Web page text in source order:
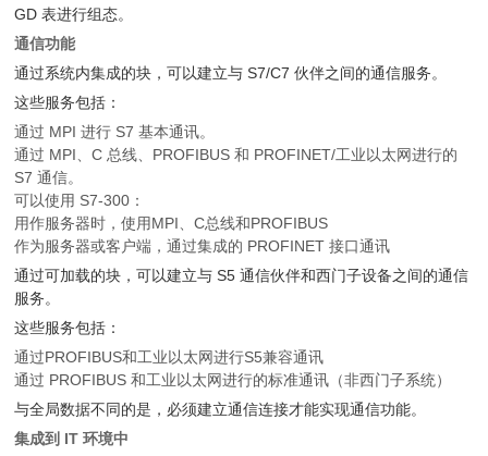
GD 表进行组态。
通信功能
通过系统内集成的块，可以建立与 S7/C7 伙伴之间的通信服务。
这些服务包括：
通过 MPI 进行 S7 基本通讯。
通过 MPI、C 总线、PROFIBUS 和 PROFINET/工业以太网进行的
S7 通信。
可以使用 S7-300：
用作服务器时，使用MPI、C总线和PROFIBUS
作为服务器或客户端，通过集成的 PROFINET 接口通讯
通过可加载的块，可以建立与 S5 通信伙伴和西门子设备之间的通信
服务。
这些服务包括：
通过PROFIBUS和工业以太网进行S5兼容通讯
通过 PROFIBUS 和工业以太网进行的标准通讯（非西门子系统）
与全局数据不同的是，必须建立通信连接才能实现通信功能。
集成到 IT 环境中